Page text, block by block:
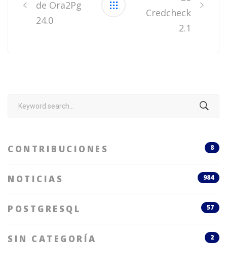
de Ora2Pg
24.0
Credcheck
2.1
Search
CONTRIBUCIONES 8
NOTICIAS 984
POSTGRESQL 57
SIN CATEGORÍA 2